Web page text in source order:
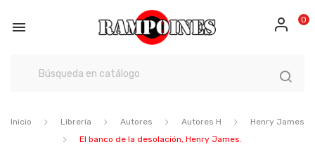
 0
Inicio Librería Autores Autores H
Henry James
El banco de la desolación, Henry James.